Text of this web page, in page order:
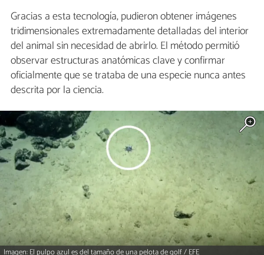
Gracias a esta tecnología, pudieron obtener imágenes
tridimensionales extremadamente detalladas del interior
del animal sin necesidad de abrirlo. El método permitió
observar estructuras anatómicas clave y confirmar
oficialmente que se trataba de una especie nunca antes
descrita por la ciencia.
Imagen: El pulpo azul es del tamaño de una pelota de golf / EFE